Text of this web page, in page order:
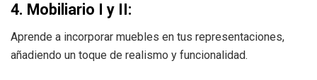
4. Mobiliario I y II:
Aprende a incorporar muebles en tus representaciones,
añadiendo un toque de realismo y funcionalidad.